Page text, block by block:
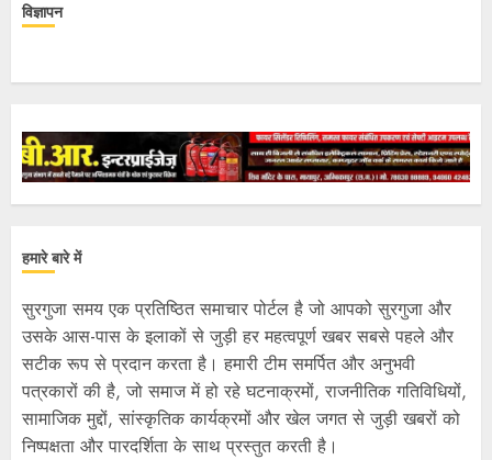
विज्ञापन
हमारे बारे में
सुरगुजा समय एक प्रतिष्ठित समाचार पोर्टल है जो आपको सुरगुजा और
उसके आस-पास के इलाकों से जुड़ी हर महत्वपूर्ण खबर सबसे पहले और
सटीक रूप से प्रदान करता है। हमारी टीम समर्पित और अनुभवी
पत्रकारों की है, जो समाज में हो रहे घटनाक्रमों, राजनीतिक गतिविधियों,
सामाजिक मुद्दों, सांस्कृतिक कार्यक्रमों और खेल जगत से जुड़ी खबरों को
निष्पक्षता और पारदर्शिता के साथ प्रस्तुत करती है।